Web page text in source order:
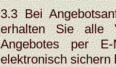
3.3 Bei
erhalten Sie alle
Angebotes per
elektronisch sichern